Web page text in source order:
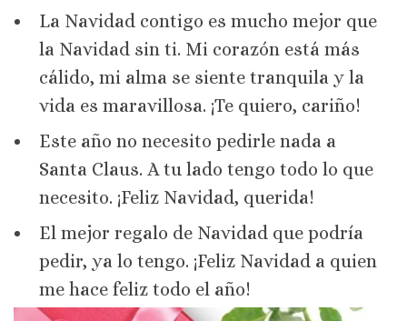
La Navidad contigo es mucho mejor que
la Navidad sin ti. Mi corazón está más
cálido, mi alma se siente tranquila y la
vida es maravillosa. ¡Te quiero, cariño!
Este año no necesito pedirle nada a
Santa Claus. A tu lado tengo todo lo que
necesito. ¡Feliz Navidad, querida!
El mejor regalo de Navidad que podría
pedir, ya lo tengo. ¡Feliz Navidad a quien
me hace feliz todo el año!